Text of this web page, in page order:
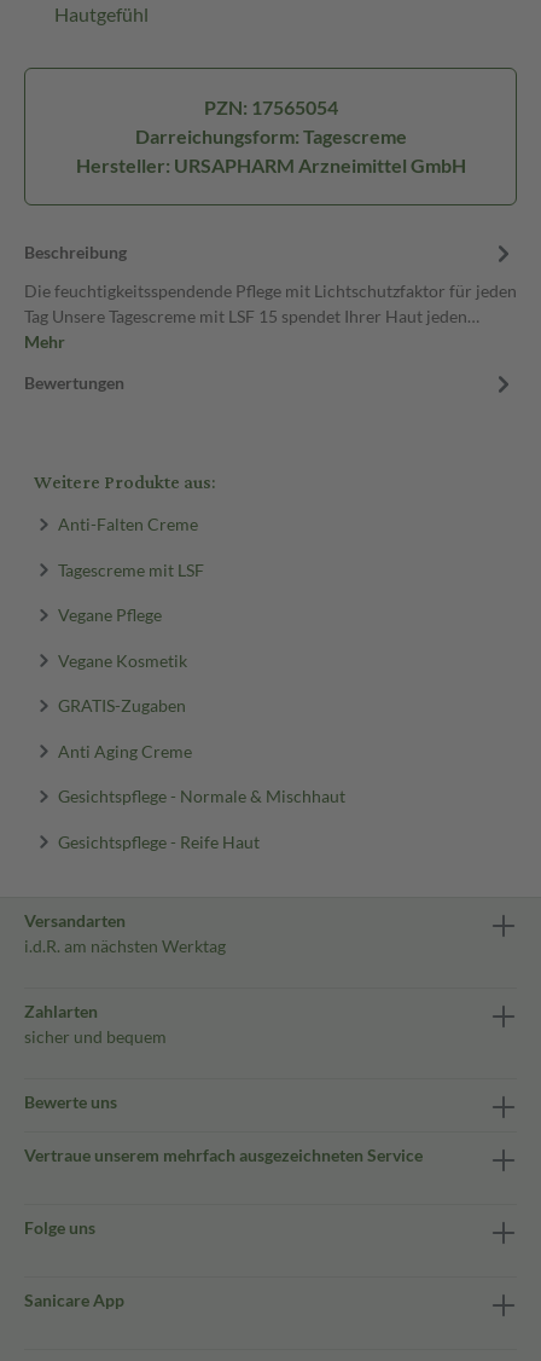
Hautgefühl
PZN: 17565054
Darreichungsform: Tagescreme
Hersteller: URSAPHARM Arzneimittel GmbH
Beschreibung
Die feuchtigkeitsspendende Pflege mit Lichtschutzfaktor für jeden
Tag Unsere Tagescreme mit LSF 15 spendet Ihrer Haut jeden…
Mehr
Bewertungen
Weitere Produkte aus:
Anti-Falten Creme
Tagescreme mit LSF
Vegane Pflege
Vegane Kosmetik
GRATIS-Zugaben
Anti Aging Creme
Gesichtspflege - Normale & Mischhaut
Gesichtspflege - Reife Haut
Versandarten
i.d.R. am nächsten Werktag
Zahlarten
sicher und bequem
Bewerte uns
Vertraue unserem mehrfach ausgezeichneten Service
Folge uns
Sanicare App